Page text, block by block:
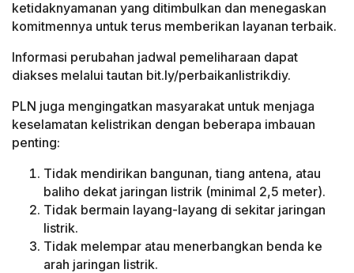
ketidaknyamanan yang ditimbulkan dan menegaskan
komitmennya untuk terus memberikan layanan terbaik.
Informasi perubahan jadwal pemeliharaan dapat
diakses melalui tautan bit.ly/perbaikanlistrikdiy.
PLN juga mengingatkan masyarakat untuk menjaga
keselamatan kelistrikan dengan beberapa imbauan
penting:
Tidak mendirikan bangunan, tiang antena, atau
baliho dekat jaringan listrik (minimal 2,5 meter).
Tidak bermain layang-layang di sekitar jaringan
listrik.
Tidak melempar atau menerbangkan benda ke
arah jaringan listrik.